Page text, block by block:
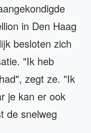
in Den Haag
besloten zich
"Ik heb
zegt ze. "Ik
je kan er ook
de snelweg